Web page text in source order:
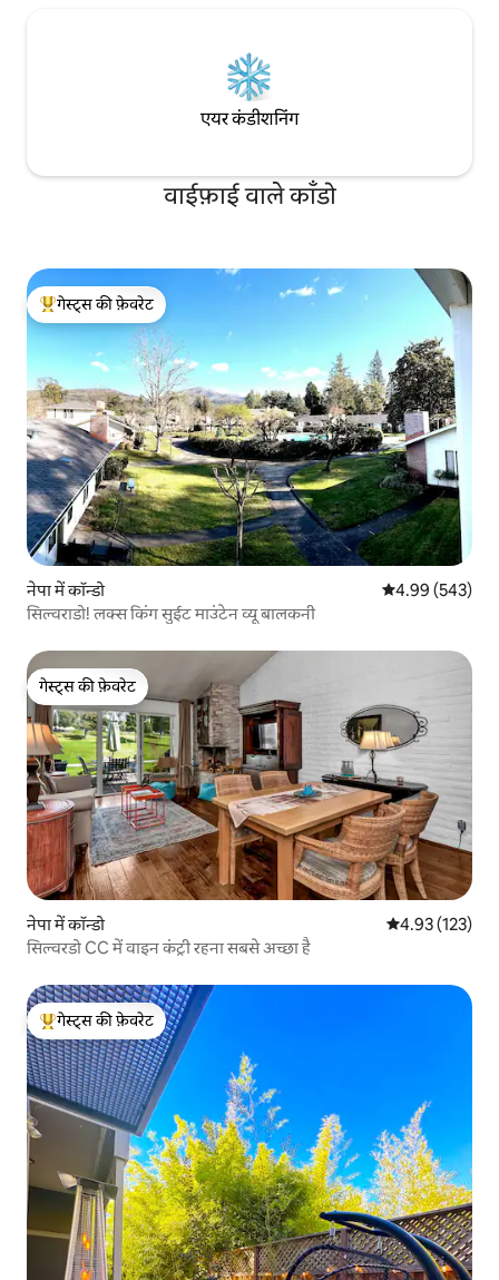
एयर कंडीशनिंग
वाईफ़ाई वाले काँडो
गेस्ट्स का टॉप फ़ेवरेट
गेस्ट्स की फ़ेवरेट
नेपा में कॉन्डो औसत रेटिंग 5 में से
4.99 (543)
सिल्वराडो! लक्स किंग सुईट माउंटेन व्यू बालकनी
गेस्ट्स की फ़ेवरेट
गेस्ट्स की फ़ेवरेट
नेपा में कॉन्डो औसत रेटिंग 5 में से
4.93 (123)
सिल्वरडो CC में वाइन कंट्री रहना सबसे अच्छा है
गेस्ट्स का टॉप फ़ेवरेट
गेस्ट्स की फ़ेवरेट